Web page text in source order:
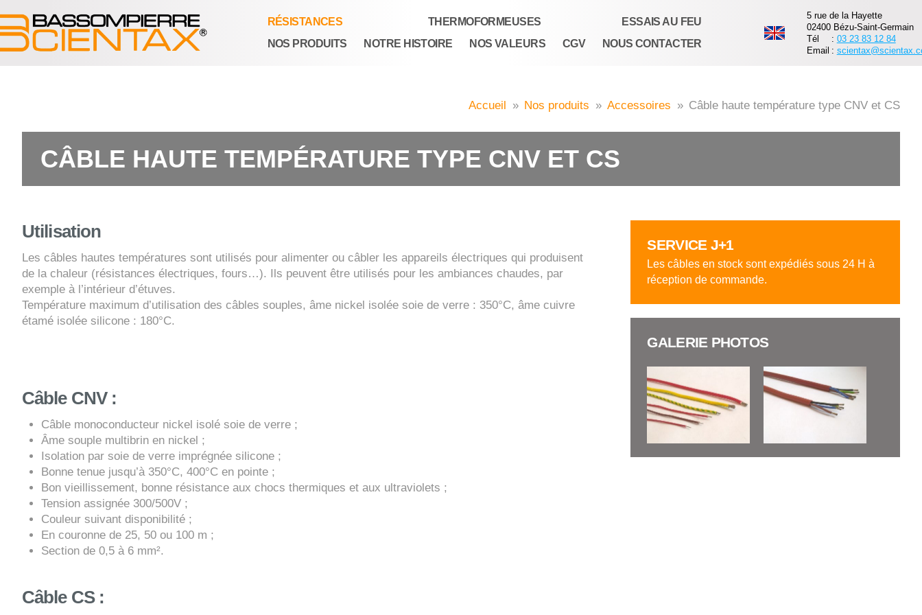
RÉSISTANCES THERMOFORMEUSES
ESSAIS AU FEU
NOS PRODUITS
NOTRE HISTOIRE NOS VALEURS CGV NOUS CONTACTER
5 rue de la Hayette
02400 Bézu-Saint-Germain
Tél
: 03 23 83 12 84
Email :
Accueil » Nos produits » Accessoires » Câble haute température type CNV et CS
CÂBLE HAUTE TEMPÉRATURE TYPE CNV ET CS
Utilisation
Les câbles hautes températures sont utilisés pour alimenter ou câbler les appareils électriques qui produisent
de la chaleur (résistances électriques, fours…). Ils peuvent être utilisés pour les ambiances chaudes, par
exemple à l’intérieur d’étuves.
Température maximum d’utilisation des câbles souples, âme nickel isolée soie de verre : 350°C, âme cuivre
étamé isolée silicone : 180°C.
Câble CNV :
Câble monoconducteur nickel isolé soie de verre ;
Âme souple multibrin en nickel ;
Isolation par soie de verre imprégnée silicone ;
Bonne tenue jusqu’à 350°C, 400°C en pointe ;
Bon vieillissement, bonne résistance aux chocs thermiques et aux ultraviolets ;
Tension assignée 300/500V ;
Couleur suivant disponibilité ;
En couronne de 25, 50 ou 100 m ;
Section de 0,5 à 6 mm².
Câble CS :
SERVICE J+1
Les câbles en stock sont expédiés sous 24 H à
réception de commande.
GALERIE PHOTOS